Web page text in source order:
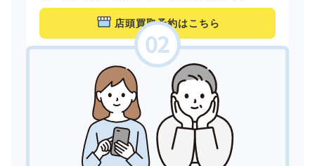
店頭買取予約はこちら